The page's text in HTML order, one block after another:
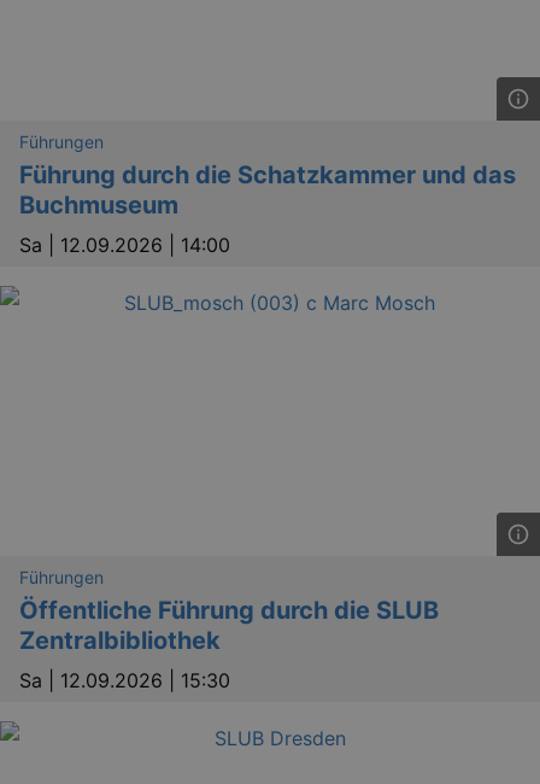
Führungen
Führung durch die Schatzkammer und das
Buchmuseum
Sa | 12.09.2026 | 14:00
Führungen
Öffentliche Führung durch die SLUB
Zentralbibliothek
Sa | 12.09.2026 | 15:30